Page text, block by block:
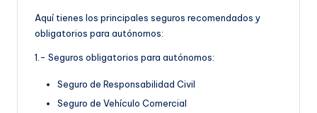
Aquí tienes los principales seguros recomendados y
obligatorios para autónomos:
1.- Seguros obligatorios para autónomos:
Seguro de Responsabilidad Civil
Seguro de Vehículo Comercial